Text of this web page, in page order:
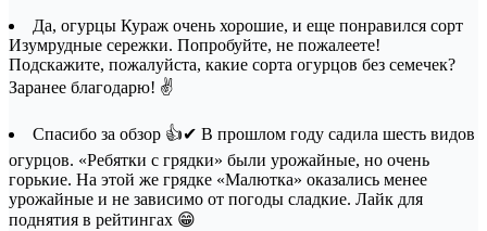
Да, огурцы Кураж очень хорошие, и еще понравился сорт
Изумрудные сережки. Попробуйте, не пожалеете!
Подскажите, пожалуйста, какие сорта огурцов без семечек?
Заранее благодарю! ✌
Спасибо за обзор 👍✔ В прошлом году садила шесть видов
огурцов. «Ребятки с грядки» были урожайные, но очень
горькие. На этой же грядке «Малютка» оказались менее
урожайные и не зависимо от погоды сладкие. Лайк для
поднятия в рейтингах 😁